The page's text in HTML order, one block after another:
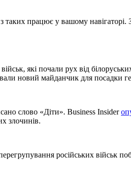
таких працює у вашому
які почали рух від
новий майданчик для посадки
слово «Діти». Business Insider
злочинів.
російських військ